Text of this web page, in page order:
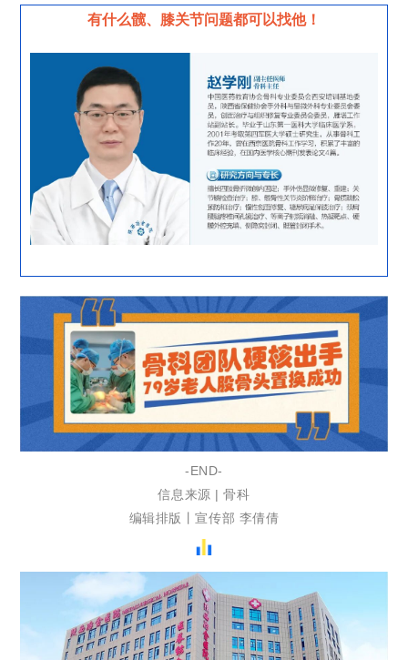
有什么髋、膝关节问题都可以找他！
-END-
信息来源 | 骨科
编辑排版丨宣传部 李倩倩